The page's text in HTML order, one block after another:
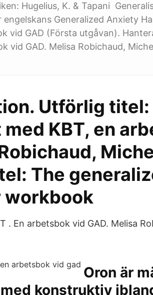
Hugelius, K. & Tapani
Generalized Anxiety
vid GAD (Första utgåvan).
vid GAD. Melisa Robichaud,
Utförlig titel:
KBT, en
The
workbook
. En arbetsbok vid GAD. Melisa
Oron är
konstruktiv